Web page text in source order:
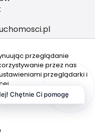
tu
| Program dla biur
przeglądanie
przez nas
przeglądarki i
przez nas
Chętnie Ci pomogę